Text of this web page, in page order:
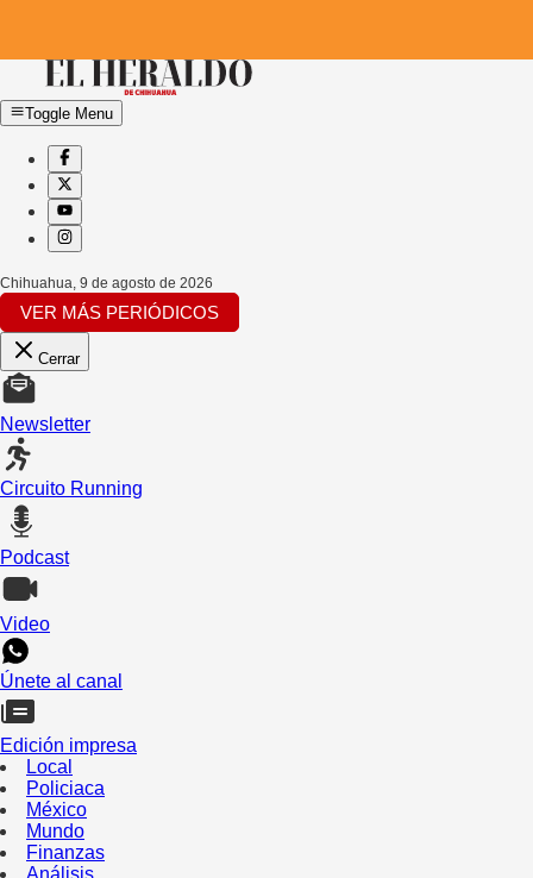
Toggle Menu
Chihuahua 9 de agosto de 2026
VER MÁS PERIÓDICOS
Cerrar
Newsletter
Circuito Running
Podcast
Video
Únete al canal
Edición impresa
Local
Policiaca
México
Mundo
Finanzas
Análisis